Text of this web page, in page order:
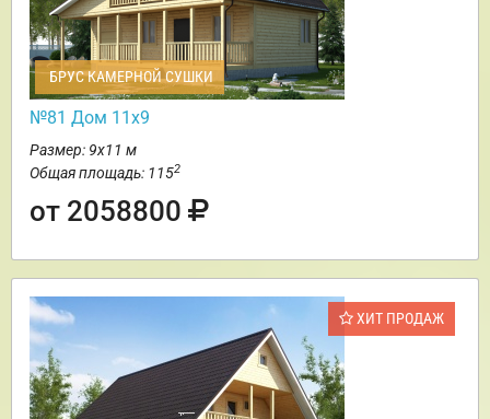
БРУС КАМЕРНОЙ СУШКИ
№81 Дом 11х9
Размер: 9х11 м
Общая площадь: 1152
от 2058800
ХИТ ПРОДАЖ